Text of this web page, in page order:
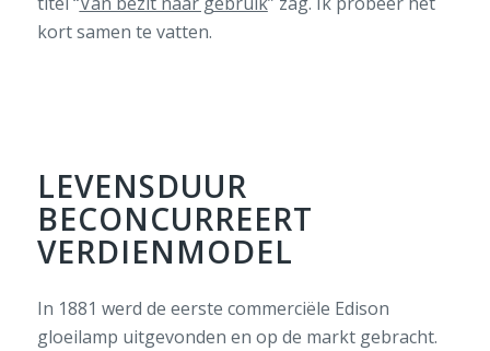
kort samen te vatten.
LEVENSDUUR
BECONCURREERT
VERDIENMODEL
In 1881 werd de eerste commerciële Edison
gloeilamp uitgevonden en op de markt gebracht.